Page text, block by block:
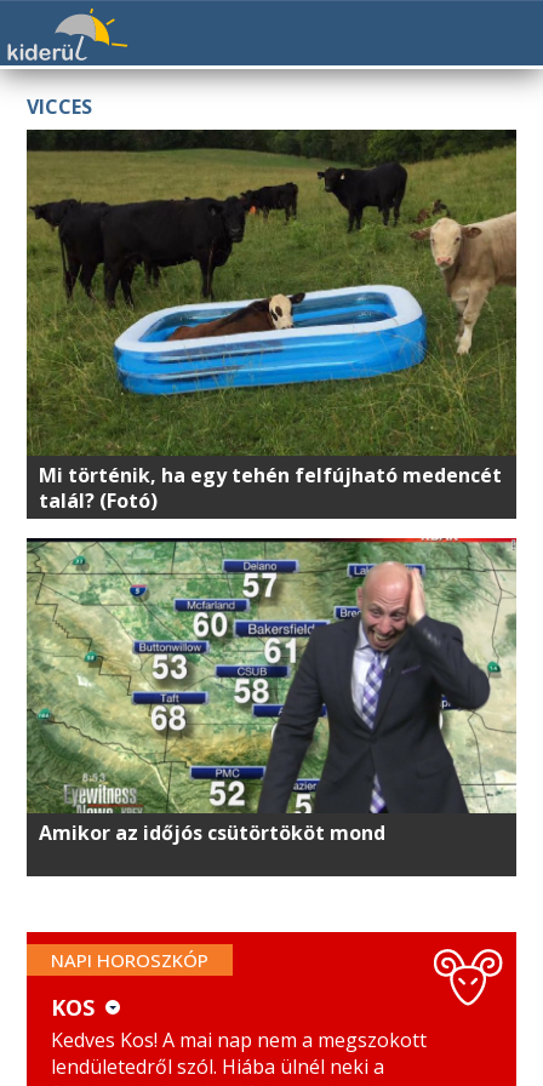
VICCES
Mi történik, ha egy tehén felfújható medencét
talál? (Fotó)
Amikor az időjós csütörtököt mond
NAPI HOROSZKÓP
KOS
BIKA SKORPIÓ
KOS
Kedves Kos! A mai nap nem a megszokott
lendületedről szól. Hiába ülnél neki a